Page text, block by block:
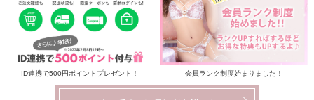
ID連携で500円ポイントプレゼント！ 会員ランク制度始まりました！